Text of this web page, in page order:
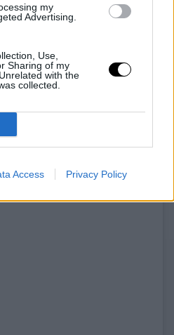
my
Advertising.
Use,
Sharing of my
with the
collected.
Access Privacy Policy